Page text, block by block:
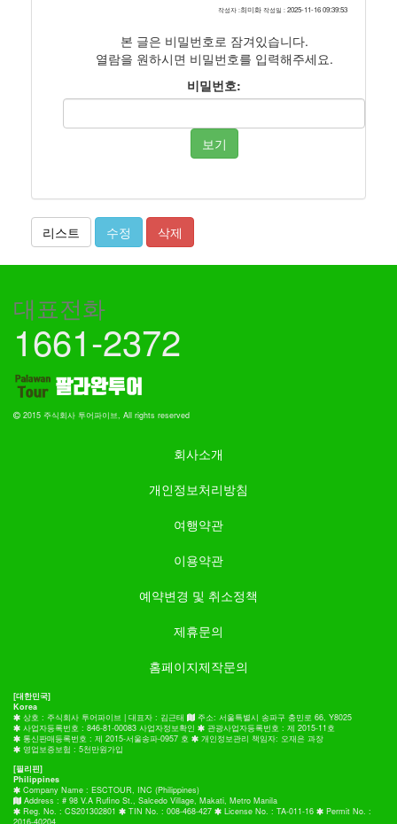
작성자 :최미화 작성일 : 2025-11-16 09:39:53
본 글은 비밀번호로 잠겨있습니다.
열람을 원하시면 비밀번호를 입력해주세요.
비밀번호:
보기
리스트 수정 삭제
대표전화
1661-2372
2015 주식회사 투어파이브, All rights reserved
회사소개
개인정보처리방침
여행약관
이용약관
예약변경 및 취소정책
제휴문의
홈페이지제작문의
[대한민국]
Korea
상호 : 주식회사 투어파이브 | 대표자 : 김근태
주소: 서울특별시 송파구 충민로 66, Y8025
사업자등록번호 : 846-81-00083 사업자정보확인
관광사업자등록번호 : 제 2015-11호
통신판매등록번호 : 제 2015-서울송파-0957 호
개인정보관리 책임자: 오재은 과장
영업보증보험 : 5천만원가입
[필리핀]
Philippines
Company Name : ESCTOUR, INC (Philippines)
Address : # 98 V.A Rufino St., Salcedo Village, Makati, Metro Manila
Reg. No. : CS201302801
TIN No. : 008-468-427 License No. : TA-011-16
Permit No. :
2016-40204